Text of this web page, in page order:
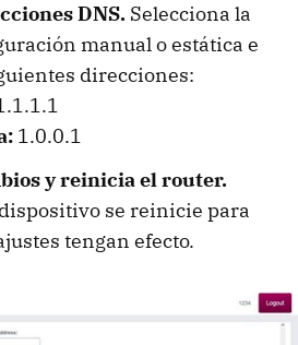
DNS. Selecciona la
manual o estática e
direcciones:
1.0.0.1
y reinicia el router.
se reinicie para
tengan efecto.